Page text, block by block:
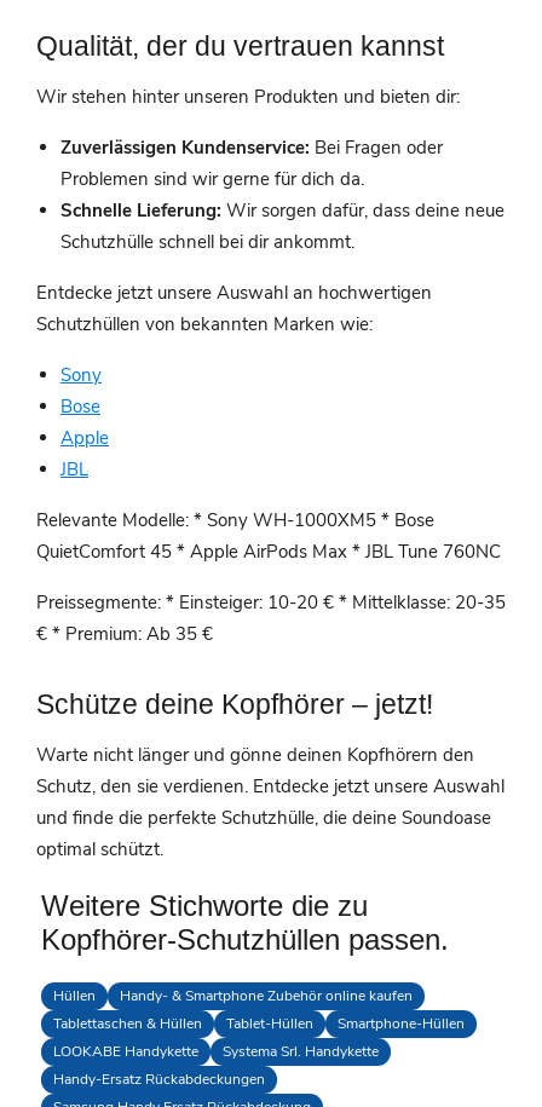
Qualität, der du vertrauen kannst
Wir stehen hinter unseren Produkten und bieten dir:
Zuverlässigen Kundenservice: Bei Fragen oder
Problemen sind wir gerne für dich da.
Schnelle Lieferung: Wir sorgen dafür, dass deine neue
Schutzhülle schnell bei dir ankommt.
Entdecke jetzt unsere Auswahl an hochwertigen
Schutzhüllen von bekannten Marken wie:
Sony
Bose
Apple
JBL
Relevante Modelle: * Sony WH-1000XM5 * Bose
QuietComfort 45 * Apple AirPods Max * JBL Tune 760NC
Preissegmente: * Einsteiger: 10-20 € * Mittelklasse: 20-35
€ * Premium: Ab 35 €
Schütze deine Kopfhörer – jetzt!
Warte nicht länger und gönne deinen Kopfhörern den
Schutz, den sie verdienen. Entdecke jetzt unsere Auswahl
und finde die perfekte Schutzhülle, die deine Soundoase
optimal schützt.
Weitere Stichworte die zu
Kopfhörer-Schutzhüllen passen.
Hüllen
Handy- & Smartphone Zubehör online kaufen
Tablettaschen & Hüllen
Tablet-Hüllen
Smartphone-Hüllen
LOOKABE Handykette
Systema Srl. Handykette
Handy-Ersatz Rückabdeckungen